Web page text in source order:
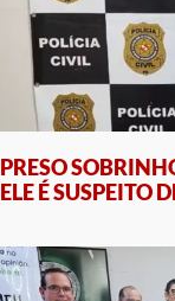
PRESO
ELE É SUSPEITO